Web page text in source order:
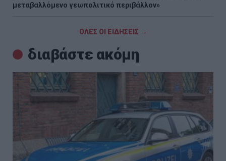
μεταβαλλόμενο γεωπολιτικό περιβάλλον»
ΟΛΕΣ ΟΙ ΕΙΔΗΣΕΙΣ →
διαβάστε ακόμη